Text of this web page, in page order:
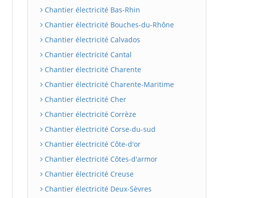
Chantier électricité Bas-Rhin
Chantier électricité Bouches-du-Rhône
Chantier électricité Calvados
Chantier électricité Cantal
Chantier électricité Charente
Chantier électricité Charente-Maritime
Chantier électricité Cher
Chantier électricité Corrèze
Chantier électricité Corse-du-sud
Chantier électricité Côte-d'or
Chantier électricité Côtes-d'armor
Chantier électricité Creuse
Chantier électricité Deux-Sèvres